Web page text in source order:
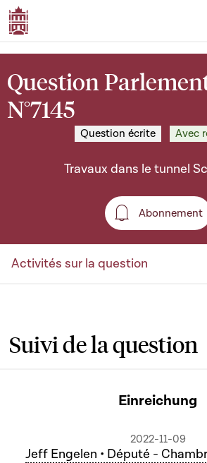
Question
N°7145
Question écrite Avec
Travaux dans le tunnel
Abonnement
Activités sur la question
Suivi de la question
Einreichung
2022-11-09
Jeff Engelen • Député -